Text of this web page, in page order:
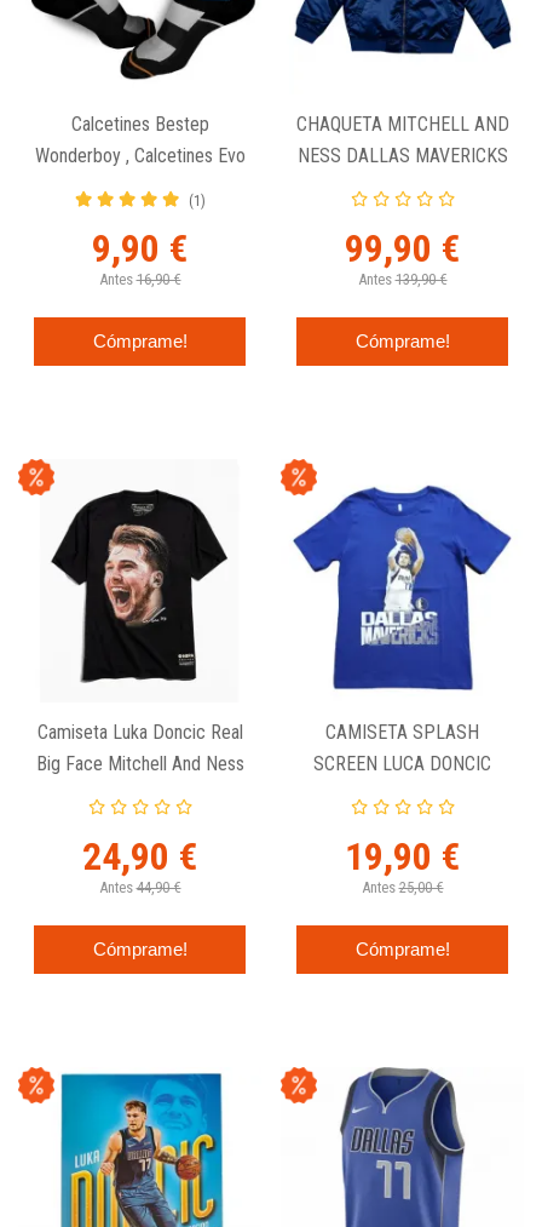
Calcetines Bestep
Wonderboy , Calcetines Evo
Para Baloncesto - Luka
(1)
9,90 €
Antes 16,90 €
Cómprame!
CHAQUETA MITCHELL AND
NESS DALLAS MAVERICKS
"HEAVYWEIGHT SATIN
99,90 €
Antes 139,90 €
Cómprame!
Camiseta Luka Doncic Real
Big Face Mitchell And Ness
24,90 €
Antes 44,90 €
Cómprame!
CAMISETA SPLASH
SCREEN LUCA DONCIC
MAVERICKS NIÑO
19,90 €
Antes 25,00 €
Cómprame!